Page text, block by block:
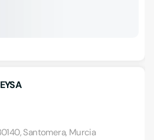
Santomera, Murcia